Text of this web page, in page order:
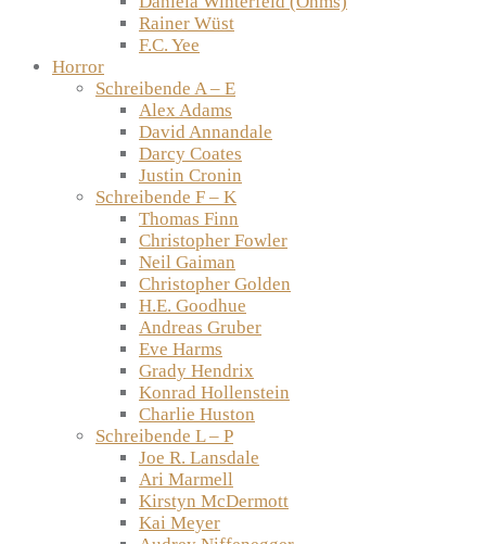
Rainer Wüst
F.C. Yee
Horror
Schreibende A – E
Alex Adams
David Annandale
Darcy Coates
Justin Cronin
Schreibende F – K
Thomas Finn
Christopher Fowler
Neil Gaiman
Christopher Golden
H.E. Goodhue
Andreas Gruber
Eve Harms
Grady Hendrix
Konrad Hollenstein
Charlie Huston
Schreibende L – P
Joe R. Lansdale
Ari Marmell
Kirstyn McDermott
Kai Meyer